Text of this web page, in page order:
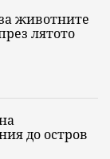
животните
лятото
до остров